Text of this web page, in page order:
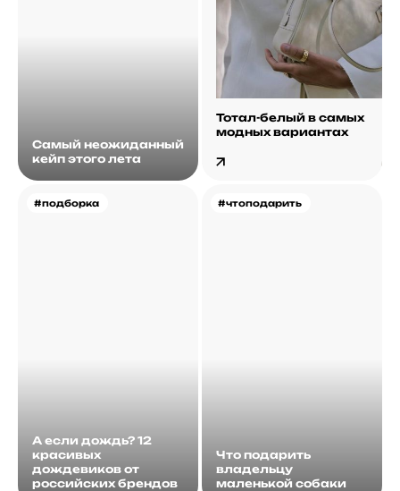
Самый неожиданный
кейп этого лета
Тотал-белый в самых
модных вариантах
#подборка
А если дождь? 12
красивых
дождевиков от
российских брендов
#чтоподарить
Что подарить
владельцу
маленькой собаки